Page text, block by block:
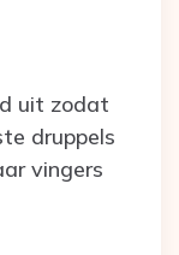
uit zodat
druppels
vingers